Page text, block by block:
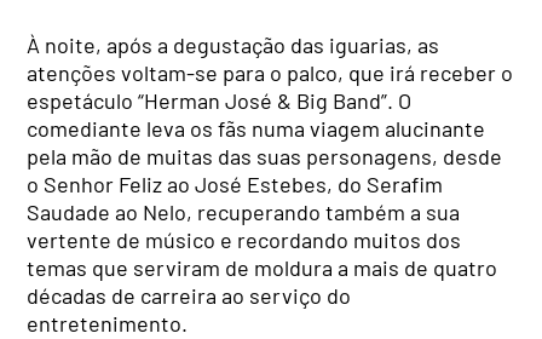
À noite, após a degustação das iguarias, as
atenções voltam-se para o palco, que irá receber o
espetáculo “Herman José & Big Band”. O
comediante leva os fãs numa viagem alucinante
pela mão de muitas das suas personagens, desde
o Senhor Feliz ao José Estebes, do Serafim
Saudade ao Nelo, recuperando também a sua
vertente de músico e recordando muitos dos
temas que serviram de moldura a mais de quatro
décadas de carreira ao serviço do
entretenimento.